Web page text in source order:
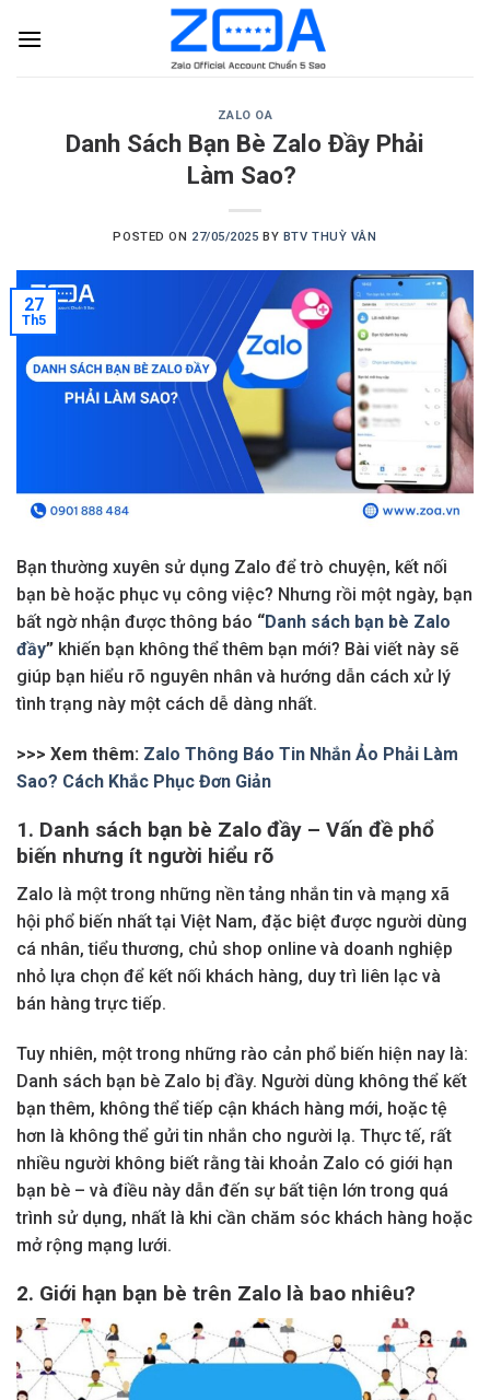
ZALO OA
Danh Sách Bạn Bè Zalo Đầy Phải
Làm Sao?
POSTED ON 27/05/2025 BY BTV THUỲ VÂN
27
Th5
Bạn thường xuyên sử dụng Zalo để trò chuyện, kết nối
bạn bè hoặc phục vụ công việc? Nhưng rồi một ngày, bạn
bất ngờ nhận được thông báo “Danh sách bạn bè Zalo
đầy” khiến bạn không thể thêm bạn mới? Bài viết này sẽ
giúp bạn hiểu rõ nguyên nhân và hướng dẫn cách xử lý
tình trạng này một cách dễ dàng nhất.
>>> Xem thêm: Zalo Thông Báo Tin Nhắn Ảo Phải Làm
Sao? Cách Khắc Phục Đơn Giản
1. Danh sách bạn bè Zalo đầy – Vấn đề phổ
biến nhưng ít người hiểu rõ
Zalo là một trong những nền tảng nhắn tin và mạng xã
hội phổ biến nhất tại Việt Nam, đặc biệt được người dùng
cá nhân, tiểu thương, chủ shop online và doanh nghiệp
nhỏ lựa chọn để kết nối khách hàng, duy trì liên lạc và
bán hàng trực tiếp.
Tuy nhiên, một trong những rào cản phổ biến hiện nay là:
Danh sách bạn bè Zalo bị đầy. Người dùng không thể kết
bạn thêm, không thể tiếp cận khách hàng mới, hoặc tệ
hơn là không thể gửi tin nhắn cho người lạ. Thực tế, rất
nhiều người không biết rằng tài khoản Zalo có giới hạn
bạn bè – và điều này dẫn đến sự bất tiện lớn trong quá
trình sử dụng, nhất là khi cần chăm sóc khách hàng hoặc
mở rộng mạng lưới.
2. Giới hạn bạn bè trên Zalo là bao nhiêu?